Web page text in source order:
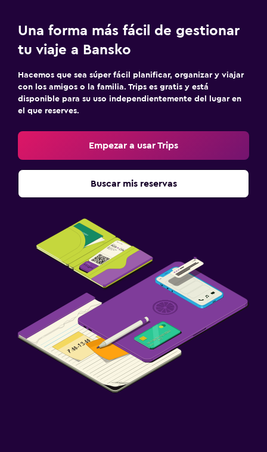
Una forma más fácil de gestionar
tu viaje a Bansko
Hacemos que sea súper fácil planificar, organizar y viajar
con los amigos o la familia. Trips es gratis y está
disponible para su uso independientemente del lugar en
el que reserves.
Empezar a usar Trips
Buscar mis reservas